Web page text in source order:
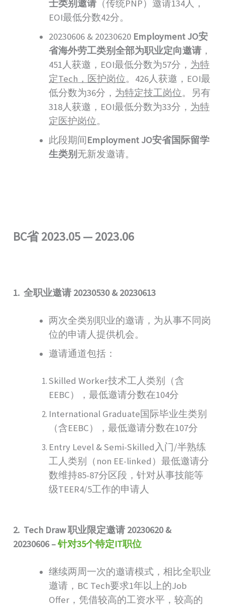
士类别邀请 （传统PNP）邀请134人，
EOI最低分数42分。
20230606 & 20230620 Employment JO安
省海外劳工类别全部为职业定向邀请 ，
451人获邀，EOI最低分数为57分， 为特
定Tech ，医护岗位。426人获邀，EOI最
低分数为36分， 为特定技工岗位。另有
318人获邀，EOI最低分数为33分， 为特
定医护岗位。
此段期间Employment JO安省国际留学
生类别 无新发邀请。
BC省 2023.05 — 2023.06
1. 全职业邀请 20230530 & 20230613
两次全类别职业的邀请，为从事不同岗
位的申请人提供机会。
邀请通道包括：
Skilled Worker技术工人类别（含
EEBC），最低邀请分数在104分
International Graduate国际毕业生类别
（含EEBC），最低邀请分数在107分
Entry Level & Semi-Skilled入门/半熟练
工人类别（non EE-linked）最低邀请分
数维持85-87分区段，针对从事技能等
级TEER4/5工作的申请人
2. Tech Draw职业限定邀请 20230620 &
20230606–针对35个特定IT职位
继续两周一次的邀请模式，相比全职业
邀请，BC Tech要求1年以上的Job
Offer，凭借较高的工资水平，较高的